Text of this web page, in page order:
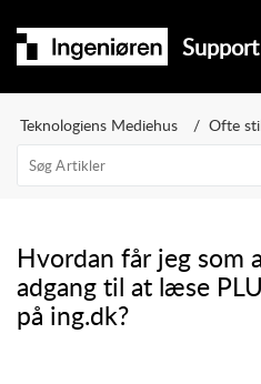
Teknologiens Mediehus Ofte
Hvordan får jeg som
adgang til at læse
på ing.dk?